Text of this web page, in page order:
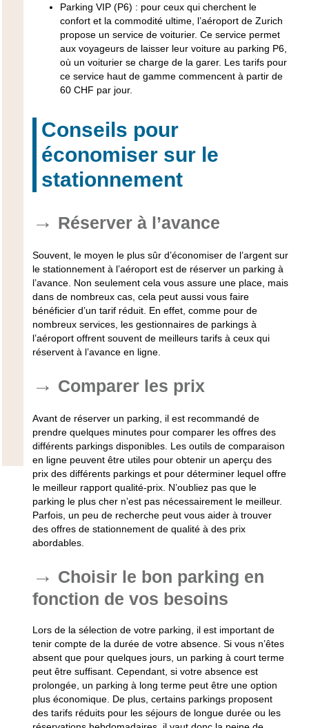
Parking VIP (P6) : pour ceux qui cherchent le
confort et la commodité ultime, l’aéroport de Zurich
propose un service de voiturier. Ce service permet
aux voyageurs de laisser leur voiture au parking P6,
où un voiturier se charge de la garer. Les tarifs pour
ce service haut de gamme commencent à partir de
60 CHF par jour.
Conseils pour
économiser sur le
stationnement
Réserver à l’avance
Souvent, le moyen le plus sûr d’économiser de l’argent sur
le stationnement à l’aéroport est de réserver un parking à
l’avance. Non seulement cela vous assure une place, mais
dans de nombreux cas, cela peut aussi vous faire
bénéficier d’un tarif réduit. En effet, comme pour de
nombreux services, les gestionnaires de parkings à
l’aéroport offrent souvent de meilleurs tarifs à ceux qui
réservent à l’avance en ligne.
Comparer les prix
Avant de réserver un parking, il est recommandé de
prendre quelques minutes pour comparer les offres des
différents parkings disponibles. Les outils de comparaison
en ligne peuvent être utiles pour obtenir un aperçu des
prix des différents parkings et pour déterminer lequel offre
le meilleur rapport qualité-prix. N’oubliez pas que le
parking le plus cher n’est pas nécessairement le meilleur.
Parfois, un peu de recherche peut vous aider à trouver
des offres de stationnement de qualité à des prix
abordables.
Choisir le bon parking en
fonction de vos besoins
Lors de la sélection de votre parking, il est important de
tenir compte de la durée de votre absence. Si vous n’êtes
absent que pour quelques jours, un parking à court terme
peut être suffisant. Cependant, si votre absence est
prolongée, un parking à long terme peut être une option
plus économique. De plus, certains parkings proposent
des tarifs réduits pour les séjours de longue durée ou les